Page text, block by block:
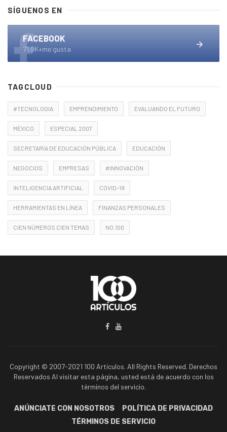
SÍGUENOS EN
FACEBOOK
71.9K+me gusta
TAGCLOUD
#TECNOLOGIA EMPRENDIMIENTO EVALUANDO EL FUTURO
MÉXICO ESPECIAL 2007
SECRETARÍA DE EDUCACIÓN PÚBLICA EDUCACIÓN
NEGOCIOS EMPRESAS #INNOVACIÓN
INTELIGENCIA ARTIFICIAL COVID-19
HERRAMIENTAS EN LÍNEA FINANZAS PERSONALES
CIEN NÚMEROS CIEN TEMAS NO.100
Copyright © 2007-2021 100 Artículos. All Rights Reserved. Derechos
Reservados Al visitar esta página, usted está de acuerdo con los
términos del servicio.
ANÚNCIATE CON NOSOTROS
POLÍTICA DE PRIVACIDAD
TÉRMINOS DE SERVICIO